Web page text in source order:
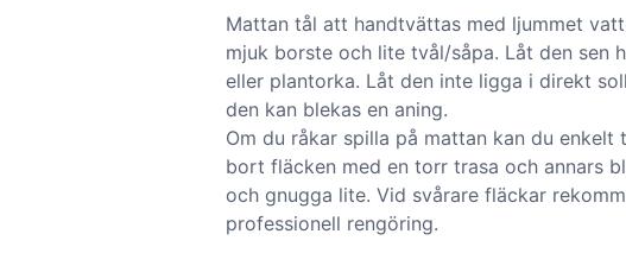
Mattan tål att handtvättas med ljummet
mjuk borste och lite tvål/såpa. Låt den sen
eller plantorka. Låt den inte ligga i direkt
den kan blekas en aning.
Om du råkar spilla på mattan kan du enkelt
bort fläcken med en torr trasa och annars
och gnugga lite. Vid svårare fläckar
professionell rengöring.